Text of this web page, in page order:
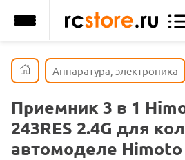
Аппаратура, электроника
Приемник 3 в 1
243RES 2.4G для
автомоделе Himoto